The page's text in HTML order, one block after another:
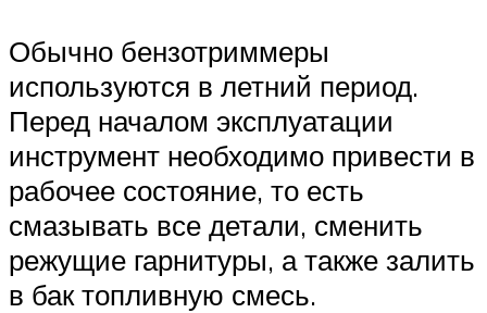
Обычно бензотриммеры
используются в летний период.
Перед началом эксплуатации
инструмент необходимо привести в
рабочее состояние, то есть
смазывать все детали, сменить
режущие гарнитуры, а также залить
в бак топливную смесь.